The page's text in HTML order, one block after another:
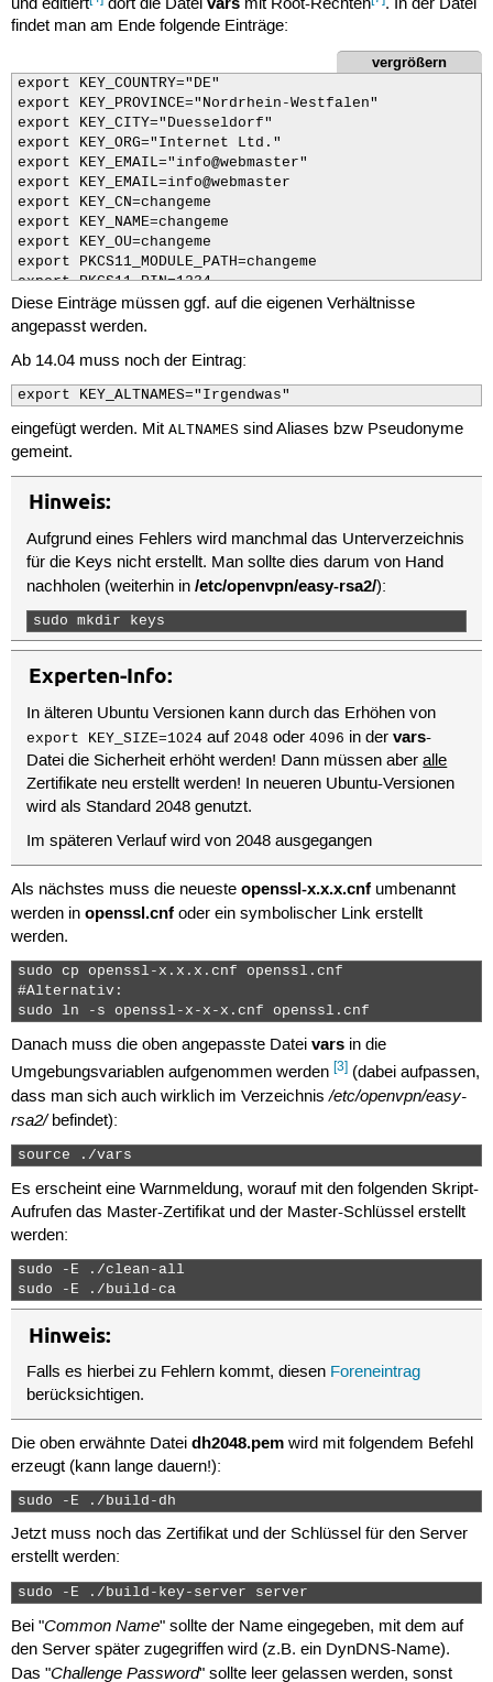
findet man am Ende folgende Einträge:
vergrößern
export KEY_COUNTRY="DE"
export KEY_PROVINCE="Nordrhein-Westfalen"
export KEY_CITY="Duesseldorf"
export KEY_ORG="Internet Ltd."
export KEY_EMAIL="info@webmaster"
export KEY_EMAIL=info@webmaster
export KEY_CN=changeme
export KEY_NAME=changeme
export KEY_OU=changeme
export PKCS11_MODULE_PATH=changeme
export PKCS11_PIN=1234
Diese Einträge müssen ggf. auf die eigenen Verhältnisse
angepasst werden.
Ab 14.04 muss noch der Eintrag:
export KEY_ALTNAMES="Irgendwas"
eingefügt werden. Mit ALTNAMESsind Aliases bzw Pseudonyme
gemeint.
Hinweis:
Aufgrund eines Fehlers wird manchmal das Unterverzeichnis
für die Keys nicht erstellt. Man sollte dies darum von Hand
nachholen (weiterhin in/etc/openvpn/easy-rsa2/):
sudo mkdir keys
Experten-Info:
In älteren Ubuntu Versionen kann durch das Erhöhen von
export KEY_SIZE=1024 auf 2048 oder4096 in dervars-
Datei die Sicherheit erhöht werden! Dann müssen aberalle
Zertifikate neu erstellt werden! In neueren Ubuntu-Versionen
wird als Standard 2048 genutzt.
Im späteren Verlauf wird von 2048 ausgegangen
Als nächstes muss die neueste openssl-x.x.x.cnfumbenannt
werden in openssl.cnfoder ein symbolischer Link erstellt
werden.
sudo cp openssl-x.x.x.cnf openssl.cnf
#Alternativ:
sudo ln -s openssl-x-x-x.cnf openssl.cnf
Danach muss die oben angepasste Datei varsin die
Umgebungsvariablen aufgenommen werden [3](dabei aufpassen,
dass man sich auch wirklich im Verzeichnis/etc/openvpn/easy-
rsa2/befindet):
source ./vars
Es erscheint eine Warnmeldung, worauf mit den folgenden Skript-
Aufrufen das Master-Zertifikat und der Master-Schlüssel erstellt
werden:
sudo -E ./clean-all
sudo -E ./build-ca
Hinweis:
Falls es hierbei zu Fehlern kommt, diesen Foreneintrag
berücksichtigen.
Die oben erwähnte Datei dh2048.pemwird mit folgendem Befehl
erzeugt (kann lange dauern!):
sudo -E ./build-dh
Jetzt muss noch das Zertifikat und der Schlüssel für den Server
erstellt werden:
sudo -E ./build-key-server server
Bei "Common Name" sollte der Name eingegeben, mit dem auf
den Server später zugegriffen wird (z.B. ein DynDNS-Name).
Das "Challenge Password" sollte leer gelassen werden, sonst